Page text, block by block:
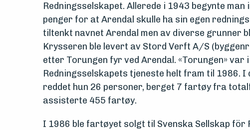
drift
foreningen
Aktuelt
Arrangementer
Redningsselskapet. Allerede i 1943 begynte man
penger for at Arendal skulle ha sin egen
tiltenkt navnet Arendal men av diverse grunner
Krysseren ble levert av Stord Verft A/S
etter Torungen fyr ved Arendal. «Torungen» var i
Redningsselskapets tjeneste helt fram til 1986. I
reddet hun 26 personer, berget 7 fartøy fra
assisterte 455 fartøy.
I 1986 ble fartøyet solgt til Svenska Sellskap för